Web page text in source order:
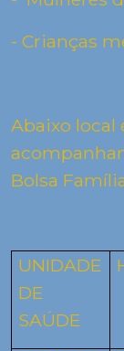
- Crianças
Abaixo local
Bolsa
UNIDADE
DE
SAÚDE